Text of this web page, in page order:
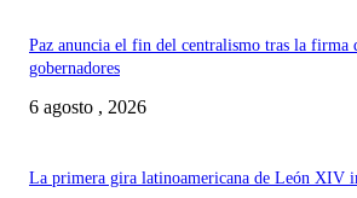
Paz anuncia el fin del centralismo tras la firma
gobernadores
6 agosto , 2026
La primera gira latinoamericana de León XIV